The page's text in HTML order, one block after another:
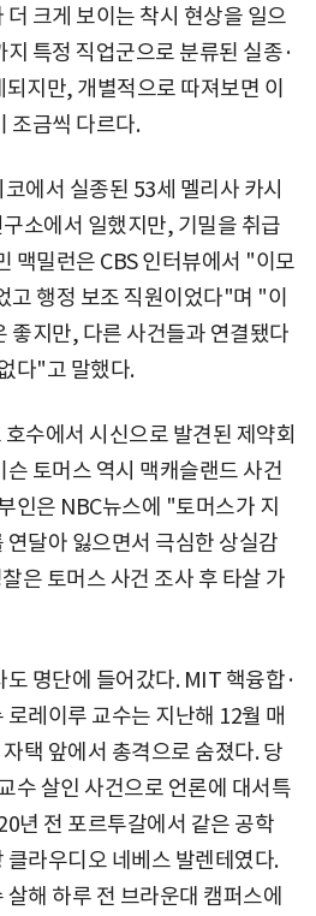
크게 보이는 착시 현상을 일으
특정 직업군으로 분류된 실종·
지만, 개별적으로 따져보면 이
조금씩 다르다.
에서 실종된 53세 멜리사 카시
소에서 일했지만, 기밀을 취급
맥밀런은 CBS 인터뷰에서 "이모
고 행정 보조 직원이었다"며 "이
좋지만, 다른 사건들과 연결됐다
다"고 말했다.
수에서 시신으로 발견된 제약회
토머스 역시 맥캐슬랜드 사건
인은 NBC뉴스에 "토머스가 지
달아 잃으면서 극심한 상실감
은 토머스 사건 조사 후 타살 가
명단에 들어갔다. MIT 핵융합·
레이루 교수는 지난해 12월 매
택 앞에서 총격으로 숨졌다. 당
수 살인 사건으로 언론에 대서특
년 전 포르투갈에서 같은 공학
라우디오 네베스 발렌테였다.
해 하루 전 브라운대 캠퍼스에